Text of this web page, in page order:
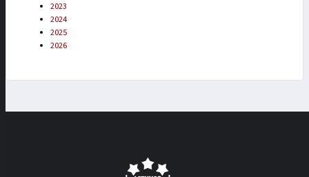
2023
2024
2025
2026